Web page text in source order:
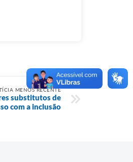
MENOS RECENTE
substitutos de
com a inclusão